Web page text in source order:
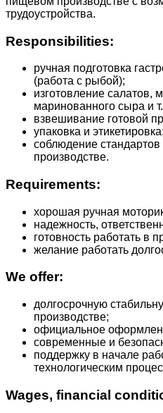
трудоустройства.
Responsibilities:
ручная подготовка
(работа с рыбой);
изготовление салатов,
маринованного сыра и
взвешивание готовой
упаковка и этикетировка;
соблюдение
производстве.
Requirements:
хорошая ручная
надежность,
готовность работать в
желание работать
We offer:
долгосрочную
производстве;
официальное
современные и
поддержку в начале
технологическим
Wages, financial